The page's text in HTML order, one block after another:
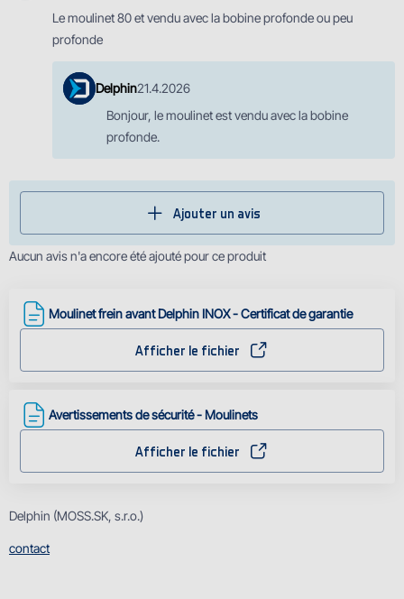
Le moulinet 80 et vendu avec la bobine profonde ou peu
profonde
Delphin21.4.2026
Bonjour, le moulinet est vendu avec la bobine
profonde.
Ajouter un avis
Aucun avis n'a encore été ajouté pour ce produit
Moulinet frein avant Delphin INOX - Certificat de garantie
Afficher le fichier
Avertissements de sécurité - Moulinets
Afficher le fichier
Delphin (MOSS.SK, s.r.o.)
contact